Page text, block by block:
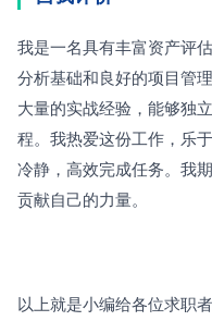
我是一名具有丰富资产评
分析基础和良好的项目管
大量的实战经验，能够独
程。我热爱这份工作，乐
冷静，高效完成任务。我
贡献自己的力量。
以上就是小编给各位求职